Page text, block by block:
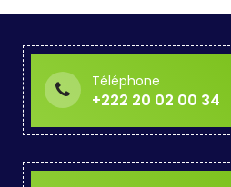
Téléphone
+222 20 02 00 34